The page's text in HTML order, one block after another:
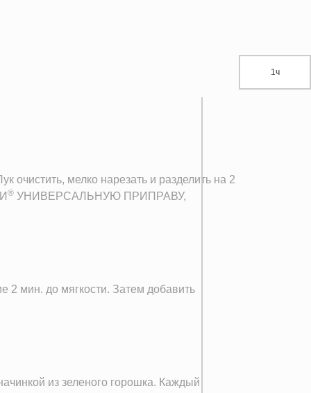
1ч
очистить, мелко нарезать и разделить на 2
® УНИВЕРСАЛЬНУЮ ПРИПРАВУ,
2 мин. до мягкости. Затем добавить
из зеленого горошка. Каждый